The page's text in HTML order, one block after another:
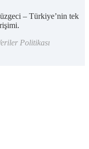
– Türkiye’nin tek
Politikası